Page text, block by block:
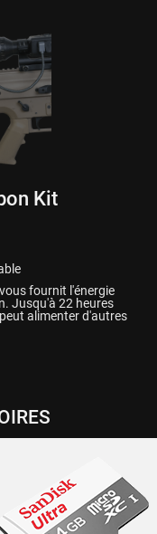
Kit
fournit l'énergie
Jusqu'à 22 heures
alimenter d'autres